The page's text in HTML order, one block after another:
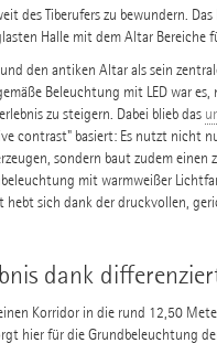
des Tiberufers zu bewundern.
Halle mit dem Altar Bereiche
den antiken Altar als sein
Beleuchtung mit LED war es,
zu steigern. Dabei blieb das
contrast" basiert: Es nutzt nicht
sondern baut zudem
mit warmweißer
hebt sich dank der druckvollen,
dank
Korridor in die rund 12,50
hier für die Grundbeleuchtung